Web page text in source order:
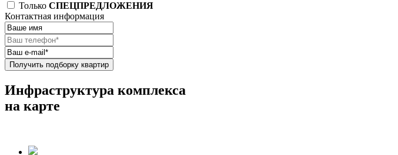
Только СПЕЦПРЕДЛОЖЕНИЯ
Контактная информация
Получить подборку квартир
Инфраструктура комплекса
на карте